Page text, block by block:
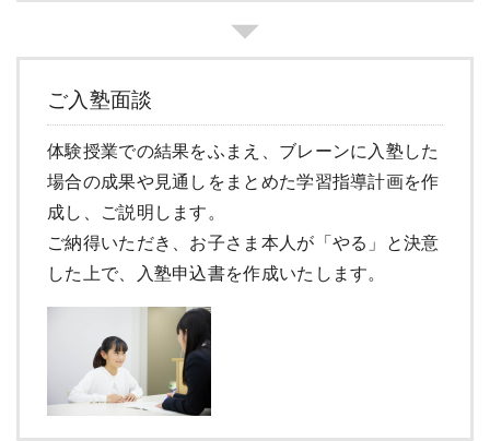
ご入塾面談
体験授業での結果をふまえ、ブレーンに入塾した
場合の成果や見通しをまとめた学習指導計画を作
成し、ご説明します。
ご納得いただき、お子さま本人が「やる」と決意
した上で、入塾申込書を作成いたします。